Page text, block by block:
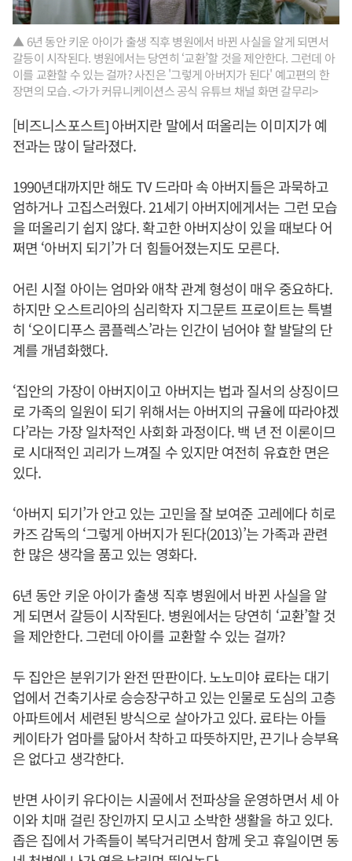
▲ 6년 동안 키운 아이가 출생 직후 병원에서 바뀐 사실을 알게 되면서
갈등이 시작된다. 병원에서는 당연히 ‘교환’할 것을 제안한다. 그런데 아
이를 교환할 수 있는 걸까? 사진은 '그렇게 아버지가 된다' 예고편의 한
장면의 모습. <가가 커뮤니케이션스 공식 유튜브 채널 화면 갈무리>
[비즈니스포스트] 아버지란 말에서 떠올리는 이미지가 예
전과는 많이 달라졌다.
1990년대까지만 해도 TV 드라마 속 아버지들은 과묵하고
엄하거나 고집스러웠다. 21세기 아버지에게서는 그런 모습
을 떠올리기 쉽지 않다. 확고한 아버지상이 있을 때보다 어
쩌면 ‘아버지 되기’가 더 힘들어졌는지도 모른다.
어린 시절 아이는 엄마와 애착 관계 형성이 매우 중요하다.
하지만 오스트리아의 심리학자 지그문트 프로이트는 특별
히 ‘오이디푸스 콤플렉스’라는 인간이 넘어야 할 발달의 단
계를 개념화했다.
‘집안의 가장이 아버지이고 아버지는 법과 질서의 상징이므
로 가족의 일원이 되기 위해서는 아버지의 규율에 따라야겠
다’라는 가장 일차적인 사회화 과정이다. 백 년 전 이론이므
로 시대적인 괴리가 느껴질 수 있지만 여전히 유효한 면은
있다.
‘아버지 되기’가 안고 있는 고민을 잘 보여준 고레에다 히로
카즈 감독의 ‘그렇게 아버지가 된다(2013)’는 가족과 관련
한 많은 생각을 품고 있는 영화다.
6년 동안 키운 아이가 출생 직후 병원에서 바뀐 사실을 알
게 되면서 갈등이 시작된다. 병원에서는 당연히 ‘교환’할 것
을 제안한다. 그런데 아이를 교환할 수 있는 걸까?
두 집안은 분위기가 완전 딴판이다. 노노미야 료타는 대기
업에서 건축기사로 승승장구하고 있는 인물로 도심의 고층
아파트에서 세련된 방식으로 살아가고 있다. 료타는 아들
케이타가 엄마를 닮아서 착하고 따뜻하지만, 끈기나 승부욕
은 없다고 생각한다.
반면 사이키 유다이는 시골에서 전파상을 운영하면서 세 아
이와 치매 걸린 장인까지 모시고 소박한 생활을 하고 있다.
좁은 집에서 가족들이 복닥거리면서 함께 웃고 휴일이면 동